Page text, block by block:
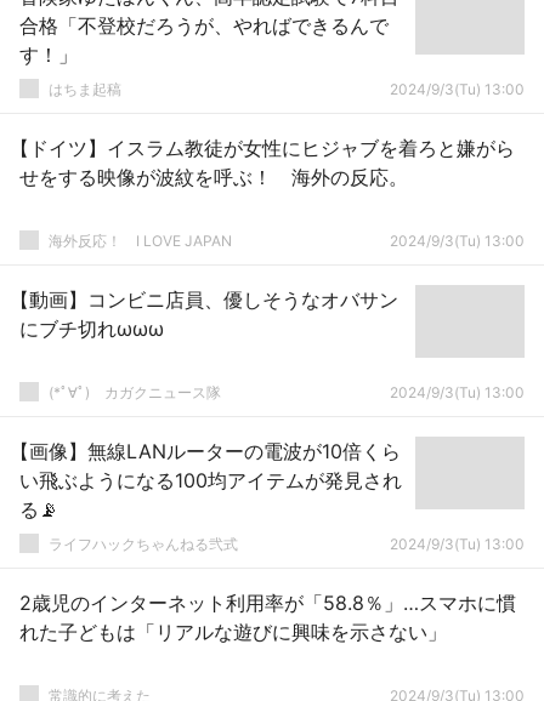
合格「不登校だろうが、やればできるんで
す！」
はちま起稿 2024/9/3(Tu) 13:00
【ドイツ】イスラム教徒が女性にヒジャブを着ろと嫌がら
せをする映像が波紋を呼ぶ！ 海外の反応。
海外反応！ I LOVE JAPAN 2024/9/3(Tu) 13:00
【動画】コンビニ店員、優しそうなオバサン
にブチ切れωωω
(*ﾟ∀ﾟ)ゞカガクニュース隊 2024/9/3(Tu) 13:00
【画像】無線LANルーターの電波が10倍くら
い飛ぶようになる100均アイテムが発見され
る📡
ライフハックちゃんねる弐式 2024/9/3(Tu) 13:00
2歳児のインターネット利用率が「58.8％」…スマホに慣
れた子どもは「リアルな遊びに興味を示さない」
常識的に考えた 2024/9/3(Tu) 13:00